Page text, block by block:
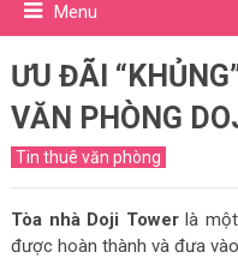
Menu
ƯU ĐÃI
VĂN PHÒNG
Tin thuê văn phòng
Tòa nhà Doji Towerlà một
được hoàn thành và đưa